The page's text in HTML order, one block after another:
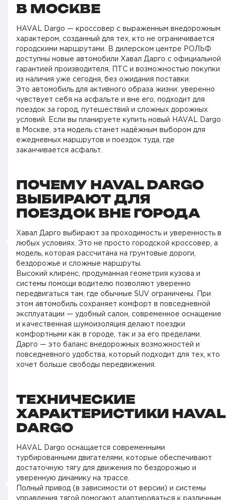
В МОСКВЕ
HAVAL Dargo — кроссовер с выраженным внедорожным
характером, созданный для тех, кто не ограничивается
городскими маршрутами. В дилерском центре РОЛЬФ
доступны новые автомобили Хавал Дарго с официальной
гарантией производителя, ПТС и возможностью покупки
из наличия уже сегодня, без ожидания поставки.
Это автомобиль для активного образа жизни: уверенно
чувствует себя на асфальте и вне его, подходит для
поездок за город, путешествий и сложных дорожных
условий. Если вы планируете купить новый HAVAL Dargo
в Москве, эта модель станет надёжным выбором для
ежедневных маршрутов и поездок туда, где
заканчивается асфальт.
ПОЧЕМУ HAVAL DARGO
ВЫБИРАЮТ ДЛЯ
ПОЕЗДОК ВНЕ ГОРОДА
Хавал Дарго выбирают за проходимость и уверенность в
любых условиях. Это не просто городской кроссовер, а
модель, которая рассчитана на грунтовые дороги,
бездорожье и сложные маршруты.
Высокий клиренс, продуманная геометрия кузова и
системы помощи водителю позволяют уверенно
передвигаться там, где обычные SUV ограничены. При
этом автомобиль сохраняет комфорт в повседневной
эксплуатации — удобный салон, современное оснащение
и качественная шумоизоляция делают поездки
комфортными как в городе, так и за его пределами.
Дарго — это баланс внедорожных возможностей и
повседневного удобства, который подходит для тех, кто
хочет больше свободы передвижения.
ТЕХНИЧЕСКИЕ
ХАРАКТЕРИСТИКИ HAVAL
DARGO
HAVAL Dargo оснащается современными
турбированными двигателями, которые обеспечивают
достаточную тягу для движения по бездорожью и
уверенную динамику на трассе.
Полный привод (в зависимости от версии) и системы
управления тягой помогают адаптироваться к различным